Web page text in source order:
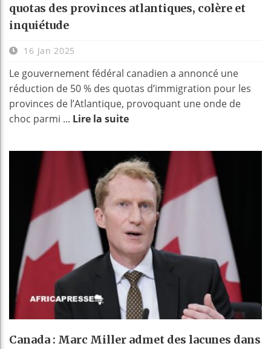
quotas des provinces atlantiques, colère et
inquiétude
16 Jan 2025
Le gouvernement fédéral canadien a annoncé une
réduction de 50 % des quotas d’immigration pour les
provinces de l’Atlantique, provoquant une onde de
choc parmi ... Lire la suite
Canada : Marc Miller admet des lacunes dans